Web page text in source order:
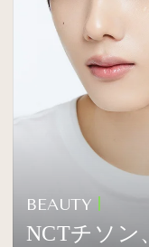
BEAUTY
NCTチソン